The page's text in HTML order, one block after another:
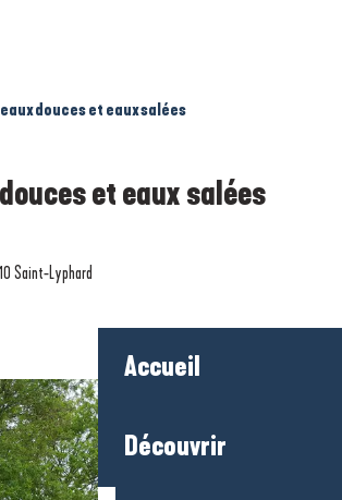
Accueil
Découvrir
douces et eaux salées
et eaux salées
Saint-Lyphard
aux favoris